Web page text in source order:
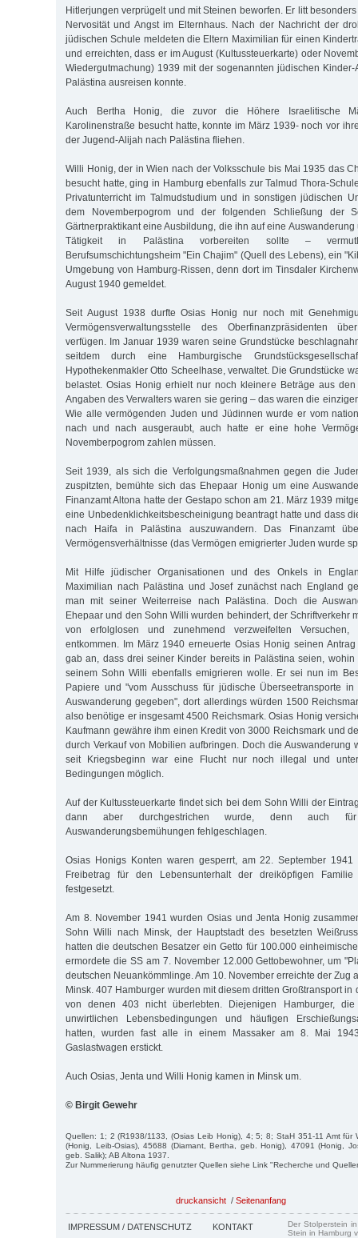
Hitlerjungen verprügelt und mit Steinen beworfen. Er litt
Nervosität und Angst im Elternhaus. Nach der Nachricht der
jüdischen Schule meldeten die Eltern Maximilian für einen
und erreichten, dass er im August (Kultussteuerkarte) oder
Wiedergutmachung) 1939 mit der sogenannten jüdischen
Palästina ausreisen konnte.
Auch Bertha Honig, die zuvor die Höhere Israelitische
Karolinenstraße besucht hatte, konnte im März 1939- noch vor
der Jugend-Alijah nach Palästina fliehen.
Willi Honig, der in Wien nach der Volksschule bis Mai 1935 das
besucht hatte, ging in Hamburg ebenfalls zur Talmud Thora-
Privatunterricht im Talmudstudium und in sonstigen jüdischen
dem Novemberpogrom und der folgenden Schließung der
Gärtnerpraktikant eine Ausbildung, die ihn auf eine
Tätigkeit in Palästina vorbereiten sollte –
Berufsumschichtungsheim "Ein Chajim" (Quell des Lebens), ein
Umgebung von Hamburg-Rissen, denn dort im Tinsdaler
August 1940 gemeldet.
Seit August 1938 durfte Osias Honig nur noch mit
Vermögensverwaltungsstelle des Oberfinanzpräsidenten
verfügen. Im Januar 1939 waren seine Grundstücke
seitdem durch eine Hamburgische
Hypothekenmakler Otto Scheelhase, verwaltet. Die Grundstücke
belastet. Osias Honig erhielt nur noch kleinere Beträge aus
Angaben des Verwalters waren sie gering – das waren die
Wie alle vermögenden Juden und Jüdinnen wurde er vom
nach und nach ausgeraubt, auch hatte er eine hohe
Novemberpogrom zahlen müssen.
Seit 1939, als sich die Verfolgungsmaßnahmen gegen die
zuspitzten, bemühte sich das Ehepaar Honig um eine
Finanzamt Altona hatte der Gestapo schon am 21. März 1939
eine Unbedenklichkeitsbescheinigung beantragt hatte und dass
nach Haifa in Palästina auszuwandern. Das Finanzamt
Vermögensverhältnisse (das Vermögen emigrierter Juden wurde
Mit Hilfe jüdischer Organisationen und des Onkels in
Maximilian nach Palästina und Josef zunächst nach England
man mit seiner Weiterreise nach Palästina. Doch die
Ehepaar und den Sohn Willi wurden behindert, der Schriftverkehr
von erfolglosen und zunehmend verzweifelten
entkommen. Im März 1940 erneuerte Osias Honig seinen
gab an, dass drei seiner Kinder bereits in Palästina seien,
seinem Sohn Willi ebenfalls emigrieren wolle. Er sei nun im
Papiere und "vom Ausschuss für jüdische Überseetransporte
Auswanderung gegeben", dort allerdings würden 1500
also benötige er insgesamt 4500 Reichsmark. Osias Honig
Kaufmann gewähre ihm einen Kredit von 3000 Reichsmark und
durch Verkauf von Mobilien aufbringen. Doch die Auswanderung
seit Kriegsbeginn war eine Flucht nur noch illegal und
Bedingungen möglich.
Auf der Kultussteuerkarte findet sich bei dem Sohn Willi der
dann aber durchgestrichen wurde, denn auch
Auswanderungsbemühungen fehlgeschlagen.
Osias Honigs Konten waren gesperrt, am 22. September
Freibetrag für den Lebensunterhalt der dreiköpfigen
festgesetzt.
Am 8. November 1941 wurden Osias und Jenta Honig
Sohn Willi nach Minsk, der Hauptstadt des besetzten
hatten die deutschen Besatzer ein Getto für 100.000
ermordete die SS am 7. November 12.000 Gettobewohner, um
deutschen Neuankömmlinge. Am 10. November erreichte der Zug
Minsk. 407 Hamburger wurden mit diesem dritten Großtransport in
von denen 403 nicht überlebten. Diejenigen Hamburger,
unwirtlichen Lebensbedingungen und häufigen
hatten, wurden fast alle in einem Massaker am 8. Mai
Gaslastwagen erstickt.
Auch Osias, Jenta und Willi Honig kamen in Minsk um.
© Birgit Gewehr
Quellen: 1; 2 (R1938/1133, (Osias Leib Honig), 4; 5; 8; StaH 351-11 Amt für
(Honig, Leib-Osias), 45688 (Diamant, Bertha, geb. Honig), 47091 (Honig,
geb. Salik); AB Altona 1937.
Zur Nummerierung häufig genutzter Quellen siehe Link "Recherche und
druckansicht / Seitenanfang
IMPRESSUM / DATENSCHUTZ KONTAKT
Der Stolperstein
Stein in Hamburg